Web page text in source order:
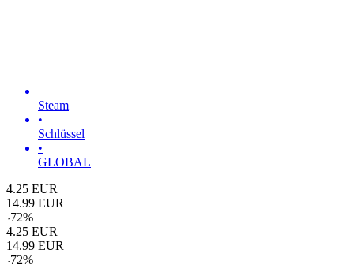
Steam
•
Schlüssel
•
GLOBAL
4.25 EUR
14.99 EUR
-72%
4.25 EUR
14.99 EUR
-72%